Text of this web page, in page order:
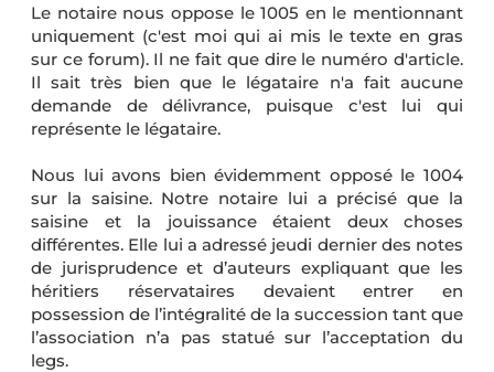
Le notaire nous oppose le 1005 en le mentionnant
uniquement (c'est moi qui ai mis le texte en gras
sur ce forum). Il ne fait que dire le numéro d'article.
Il sait très bien que le légataire n'a fait aucune
demande de délivrance, puisque c'est lui qui
représente le légataire.
Nous lui avons bien évidemment opposé le 1004
sur la saisine. Notre notaire lui a précisé que la
saisine et la jouissance étaient deux choses
différentes. Elle lui a adressé jeudi dernier des notes
de jurisprudence et d’auteurs expliquant que les
héritiers réservataires devaient entrer en
possession de l’intégralité de la succession tant que
l’association n’a pas statué sur l’acceptation du
legs.